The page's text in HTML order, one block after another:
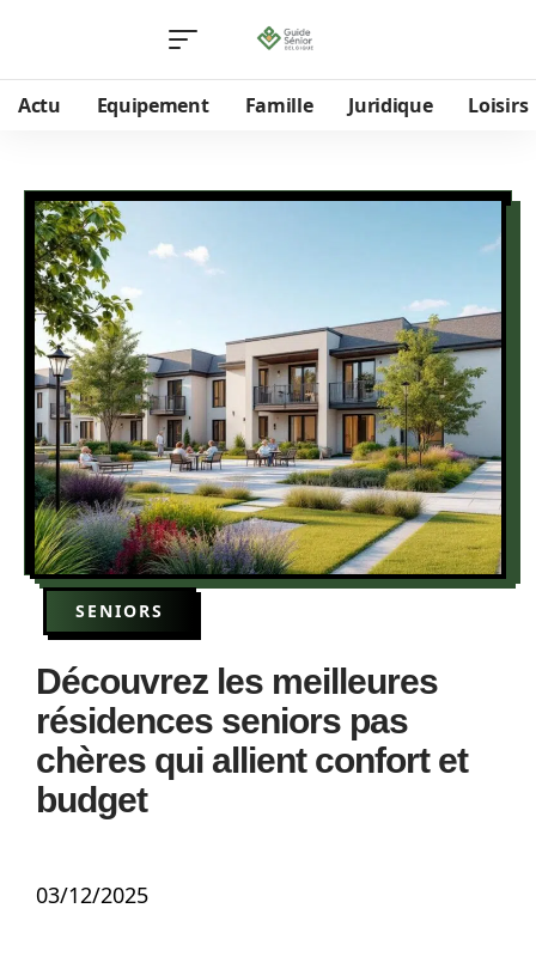
Actu Equipement Famille Juridique Loisirs
SENIORS
Découvrez les meilleures
résidences seniors pas
chères qui allient confort et
budget
03/12/2025